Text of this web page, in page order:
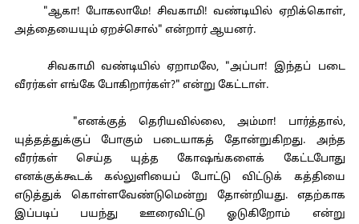
"ஆகா! போகலாமே! சிவகாமி! வண்டியில் ஏறிக்கொள்,
அத்தையையும் ஏறச்சொல்" என்றார் ஆயனர்.
சிவகாமி வண்டியில் ஏறாமலே, "அப்பா! இந்தப் படை
வீரர்கள் எங்கே போகிறார்கள்?" என்று கேட்டாள்.
"எனக்குத் தெரியவில்லை, அம்மா! பார்த்தால்,
யுத்தத்துக்குப் போகும் படையாகத் தோன்றுகிறது. அந்த
வீரர்கள் செய்த யுத்த கோஷங்களைக் கேட்டபோது
எனக்குக்கூடக் கல்லுளியைப் போட்டு விட்டுக் கத்தியை
எடுத்துக் கொள்ளவேண்டுமென்று தோன்றியது. எதற்காக
இப்படிப் பயந்து ஊரைவிட்டு ஓடுகிறோம் என்று